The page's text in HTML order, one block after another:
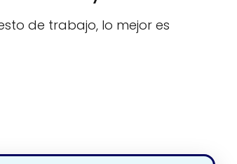
de trabajo, lo mejor es